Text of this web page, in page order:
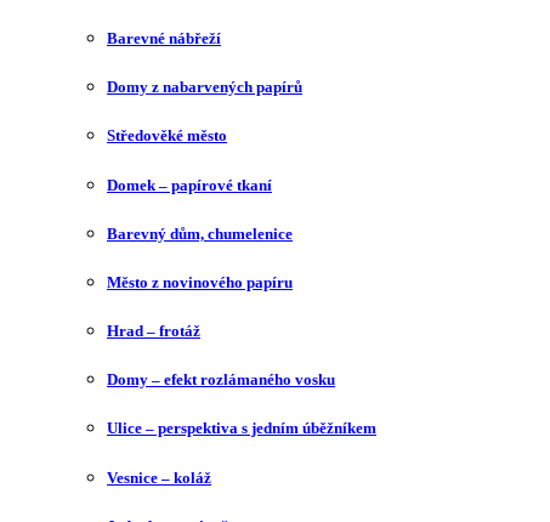
Barevné nábřeží
Domy z nabarvených papírů
Středověké město
Domek – papírové tkaní
Barevný dům, chumelenice
Město z novinového papíru
Hrad – frotáž
Domy – efekt rozlámaného vosku
Ulice – perspektiva s jedním úběžníkem
Vesnice – koláž